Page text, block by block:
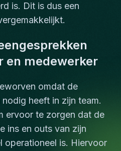
is. Dit is dus een
en medewerker
omdat de
heeft in zijn team.
ervoor te zorgen dat de
ins en outs van zijn
operationeel is. Hiervoor